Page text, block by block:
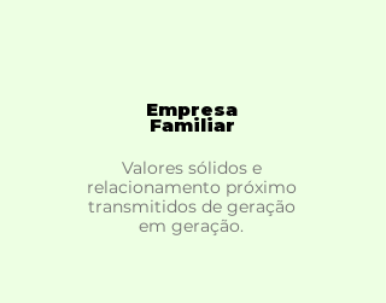
Empresa
Familiar
Valores sólidos e
relacionamento próximo
transmitidos de geração
em geração.